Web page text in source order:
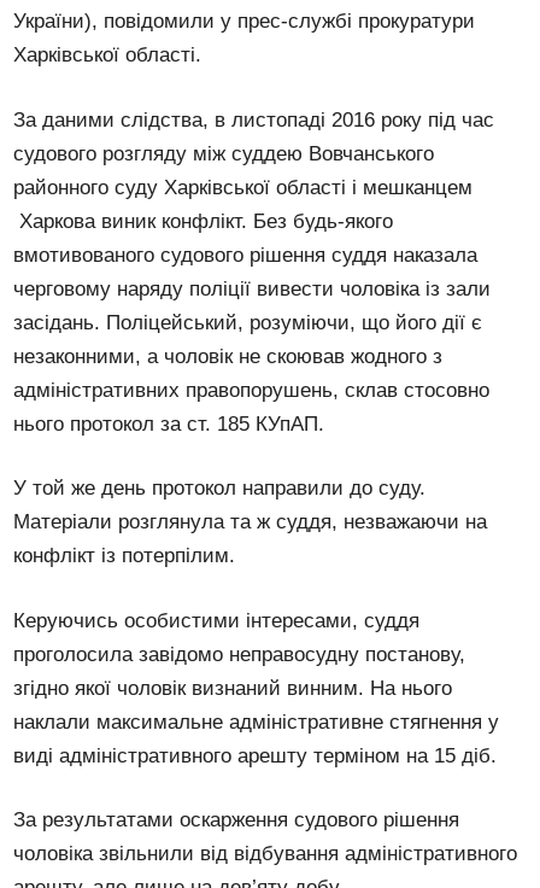
України), повідомили у прес-службі прокуратури
Харківської області.
За даними слідства, в листопаді 2016 року під час
судового розгляду між суддею Вовчанського
районного суду Харківської області і мешканцем
Харкова виник конфлікт. Без будь-якого
вмотивованого судового рішення суддя наказала
черговому наряду поліції вивести чоловіка із зали
засідань. Поліцейський, розуміючи, що його дії є
незаконними, а чоловік не скоював жодного з
адміністративних правопорушень, склав стосовно
нього протокол за ст. 185 КУпАП.
У той же день протокол направили до суду.
Матеріали розглянула та ж суддя, незважаючи на
конфлікт із потерпілим.
Керуючись особистими інтересами, суддя
проголосила завідомо неправосудну постанову,
згідно якої чоловік визнаний винним. На нього
наклали максимальне адміністративне стягнення у
виді адміністративного арешту терміном на 15 діб.
За результатами оскарження судового рішення
чоловіка звільнили від відбування адміністративного